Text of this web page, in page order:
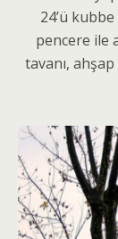
24’ü
pencere ile
tavanı,